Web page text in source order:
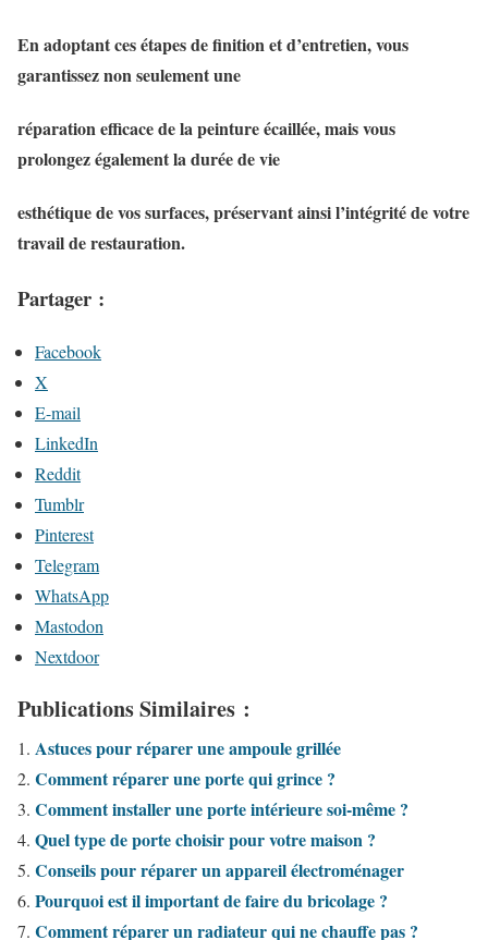
En adoptant ces étapes de finition et d’entretien, vous
garantissez non seulement une
réparation efficace de la peinture écaillée, mais vous
prolongez également la durée de vie
esthétique de vos surfaces, préservant ainsi l’intégrité de votre
travail de restauration.
Partager :
Facebook
X
E-mail
LinkedIn
Reddit
Tumblr
Pinterest
Telegram
WhatsApp
Mastodon
Nextdoor
Publications Similaires :
Astuces pour réparer une ampoule grillée
Comment réparer une porte qui grince ?
Comment installer une porte intérieure soi-même ?
Quel type de porte choisir pour votre maison ?
Conseils pour réparer un appareil électroménager
Pourquoi est il important de faire du bricolage ?
Comment réparer un radiateur qui ne chauffe pas ?